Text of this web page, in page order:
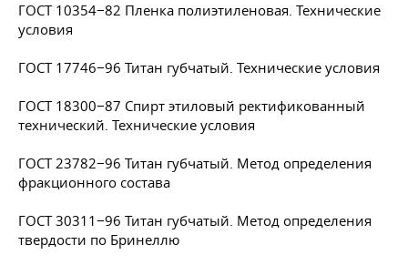
ГОСТ 10354−82 Пленка полиэтиленовая. Технические
условия
ГОСТ 17746−96 Титан губчатый. Технические условия
ГОСТ 18300−87 Спирт этиловый ректификованный
технический. Технические условия
ГОСТ 23782−96 Титан губчатый. Метод определения
фракционного состава
ГОСТ 30311−96 Титан губчатый. Метод определения
твердости по Бринеллю